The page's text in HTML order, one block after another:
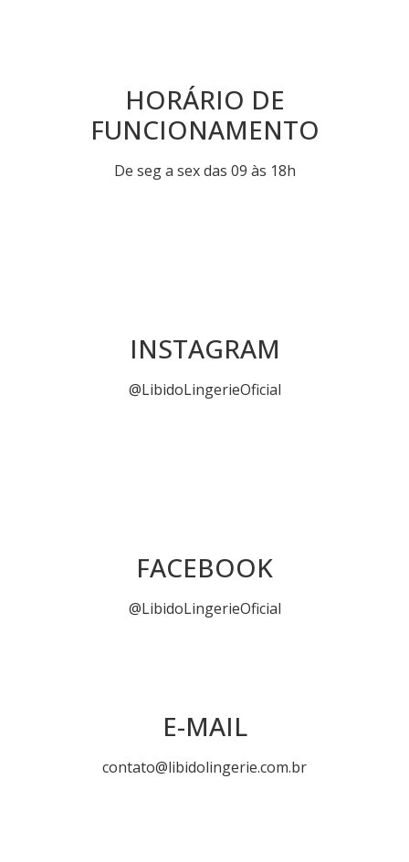
HORÁRIO DE
FUNCIONAMENTO
De seg a sex das 09 às 18h
INSTAGRAM
@LibidoLingerieOficial
FACEBOOK
@LibidoLingerieOficial
E-MAIL
contato@libidolingerie.com.br